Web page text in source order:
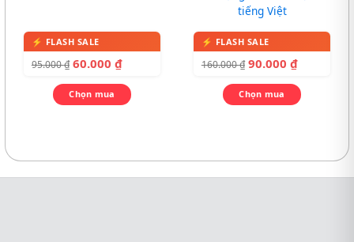
95.000₫ 60.000 ₫
Chọn mua
tiếng Việt
160.000₫ 90.000 ₫
Chọn mua